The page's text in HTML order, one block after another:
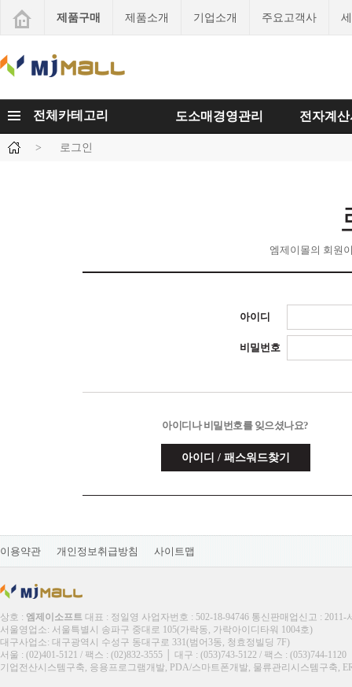
제품구매 제품소개 기업소개 주요고객사
전체카테고리 도소매경영관리 전자계
> 로그인
엠제이몰의 회원
아이디
비밀번호
아이디나 비밀번호를 잊으셨나요?
아이디 / 패스워드찾기
이용약관 개인정보취급방침 사이트맵
상호 : 엠제이소프트 대표 : 정일영 사업자번호 : 502-18-94746 통신판매업신고 : 2011-
서울영업소: 서울특별시 송파구 중대로 105(가락동, 가락아이디타워 1004호)
대구사업소: 대구광역시 수성구 동대구로 331(범어3동, 청효정빌딩 7F)
서울 : (02)401-5121 / 팩스 : (02)832-3555 │ 대구 : (053)743-5122 / 팩스 : (053)744-1120
기업전산시스템구축, 응용프로그램개발, PDA/스마트폰개발, 물류관리시스템구축,